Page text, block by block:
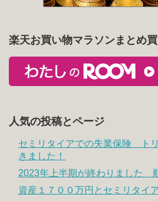
楽天お買い物マラソンまとめ
人気の投稿とページ
セミリタイアでの失業保険 ト
きました！
2023年上半期が終わりました
資産１７００万円とセミリタイ